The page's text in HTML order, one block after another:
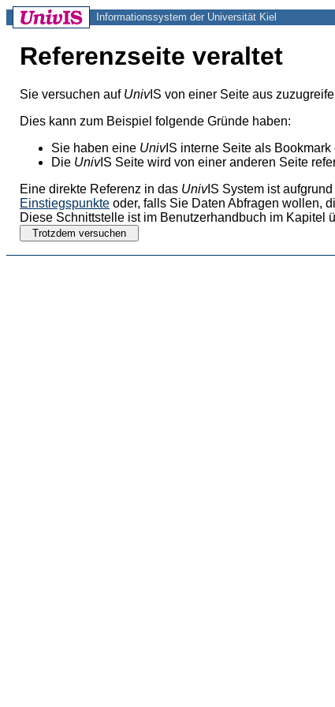
Informationssystem der Universität Kiel
Referenzseite veraltet
Sie versuchen auf UnivIS von einer Seite aus
Dies kann zum Beispiel folgende Gründe haben:
Sie haben eine UnivIS interne Seite als Bookmark
Die UnivIS Seite wird von einer anderen Seite
Eine direkte Referenz in das UnivIS System ist
Einstiegspunkte oder, falls Sie Daten Abfragen wollen,
Diese Schnittstelle ist im Benutzerhandbuch im Kapitel